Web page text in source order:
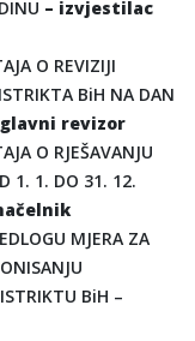
– izvjestilac
O REVIZIJI
BiH NA DAN
revizor
O RJEŠAVANJU
1. 1. DO 31. 12.
MJERA ZA
BiH –